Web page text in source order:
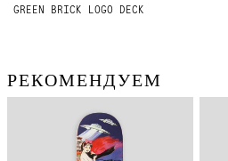
GREEN BRICK LOGO DECK
РЕКОМЕНДУЕМ